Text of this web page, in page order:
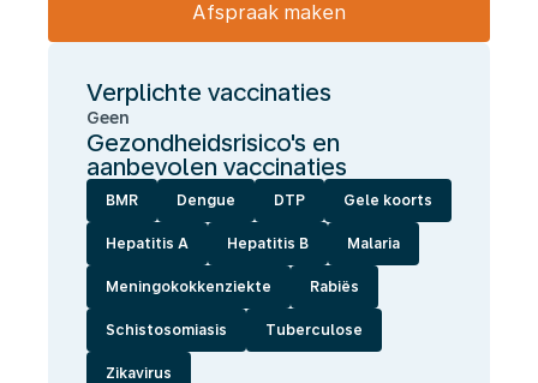
Afspraak maken
Verplichte vaccinaties
Geen
Gezondheidsrisico's en
aanbevolen vaccinaties
BMR Dengue DTP Gele koorts
Hepatitis A Hepatitis B Malaria
Meningokokkenziekte Rabiës
Schistosomiasis Tuberculose
Zikavirus